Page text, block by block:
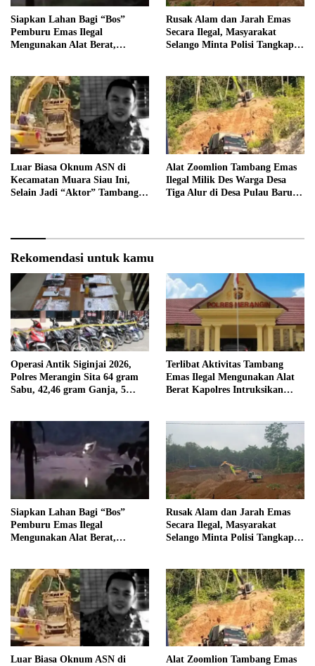
Siapkan Lahan Bagi “Bos”
Pemburu Emas Ilegal
Mengunakan Alat Berat,
Terancam di Pecat
Rusak Alam dan Jarah Emas
Secara Ilegal, Masyarakat
Selango Minta Polisi Tangkap
Luar Biasa Oknum ASN di
Kecamatan Muara Siau Ini,
Selain Jadi “Aktor” Tambang
Alat Zoomlion Tambang Emas
Ilegal Milik Des Warga Desa
Tiga Alur di Desa Pulau Baru
Rekomendasi untuk kamu
Operasi Antik Siginjai 2026,
Polres Merangin Sita 64 gram
Sabu, 42,46 gram Ganja, 5
Terlibat Aktivitas Tambang
Emas Ilegal Mengunakan Alat
Berat Kapolres Intruksikan
Tanjung Mudo
Siapkan Lahan Bagi “Bos”
Pemburu Emas Ilegal
Mengunakan Alat Berat,
Terancam di Pecat
Rusak Alam dan Jarah Emas
Secara Ilegal, Masyarakat
Selango Minta Polisi Tangkap
Luar Biasa Oknum ASN di
Alat Zoomlion Tambang Emas